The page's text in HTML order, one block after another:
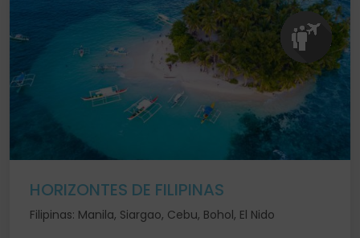
HORIZONTES DE FILIPINAS
Filipinas: Manila, Siargao, Cebu, Bohol, El Nido